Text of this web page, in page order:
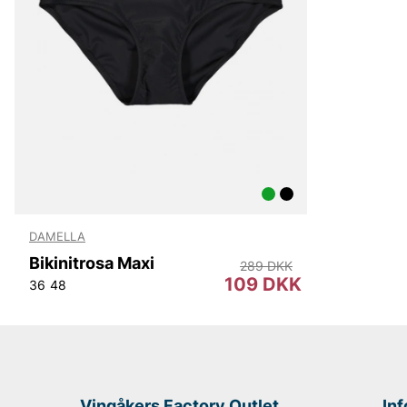
DAMELLA
Bikinitrosa Maxi
36 48 109 DKK
289 DKK